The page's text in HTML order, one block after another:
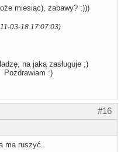
miesiąc), zabawy? ;)))
03-18 17:07:03)
na jaką zasługuje ;)
:)
#16
ma ruszyć.